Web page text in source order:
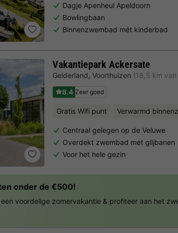
Dagje Apenheul Apeldoorn
Bowlingbaan
Binnenzwembad mét kinderbad
Vakantiepark Ackersate
Gelderland, Voorthuizen (18,5 km
8.4 Zeer goed
Gratis Wifi punt Verwarmd
Centraal gelegen op de Veluwe
Overdekt zwembad met glijbanen
Voor het hele gezin
onder de €500!
een voordelige zomervakantie & profiteer aan het